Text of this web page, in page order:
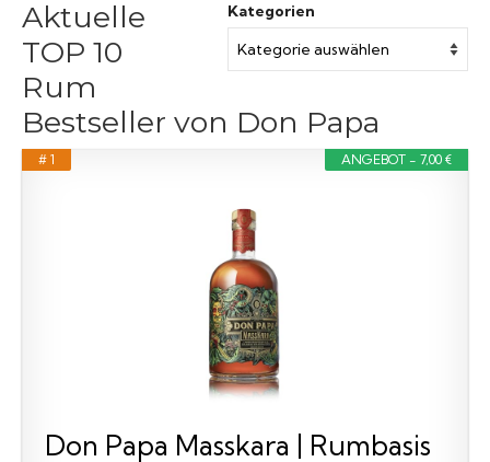
Kategorien
Aktuelle
TOP 10
Rum
Bestseller von Don Papa
ANGEBOT - 7,00 €
# 1
Don Papa Masskara | Rumbasis